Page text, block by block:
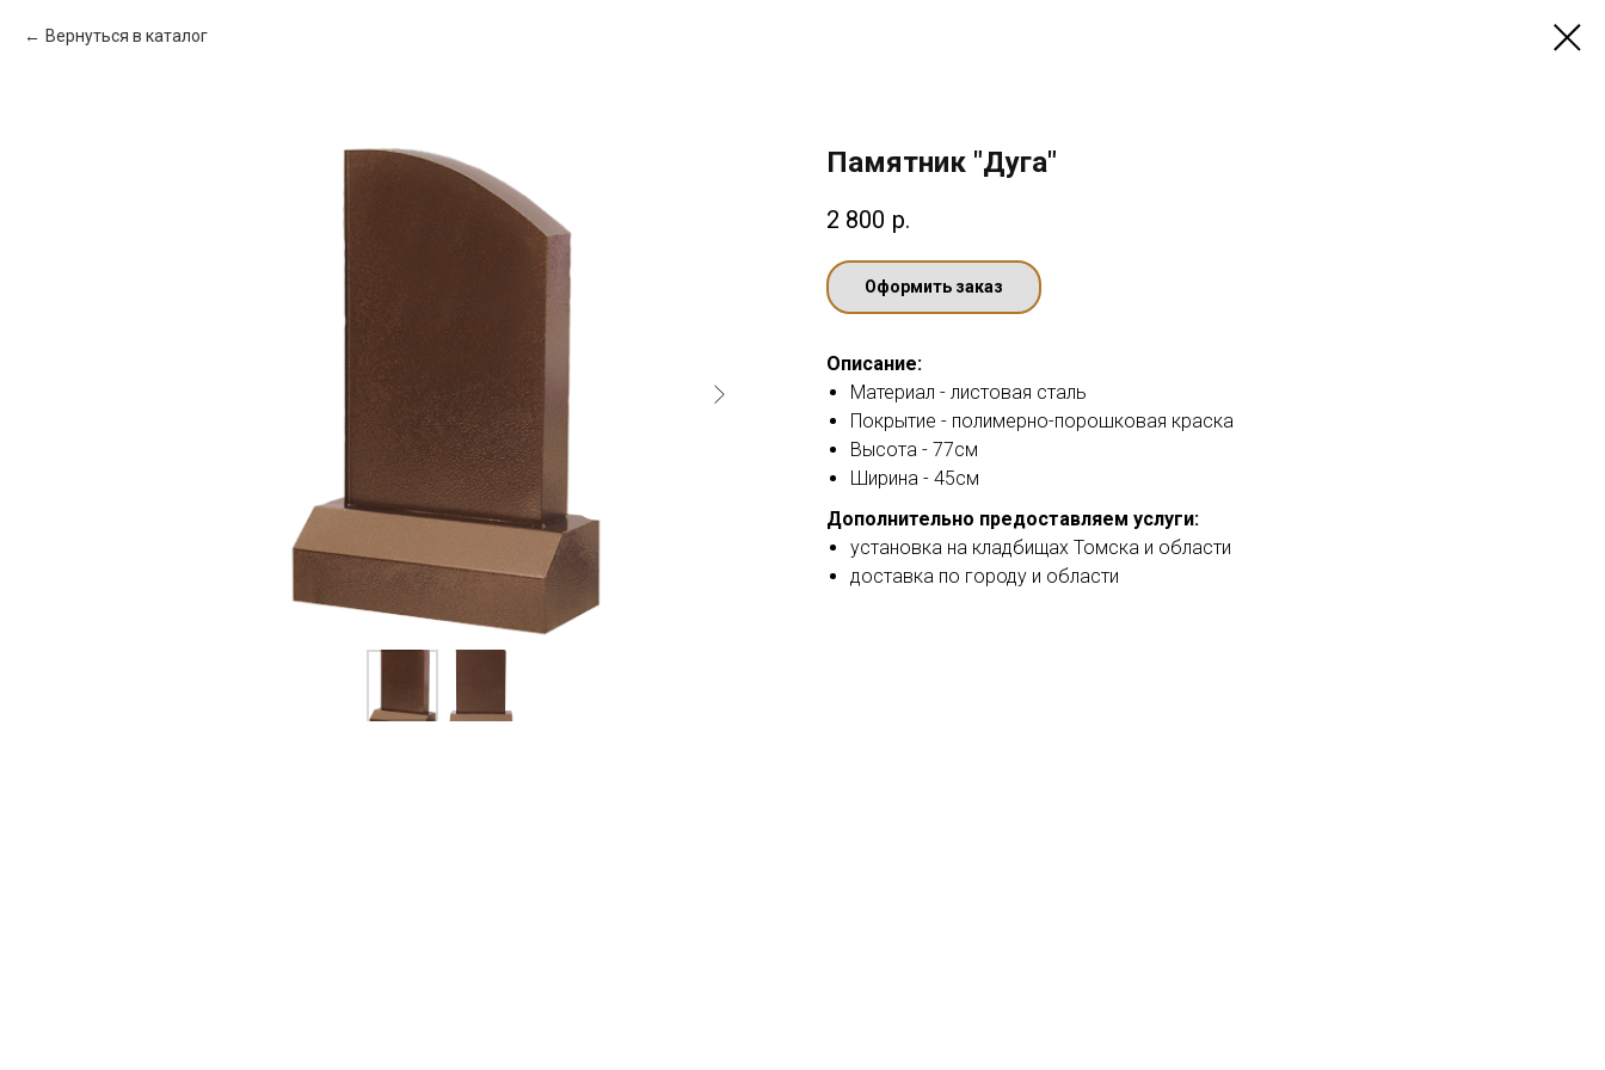
Вернуться в каталог
Памятник "Дуга"
2 800 р.
Оформить заказ
Описание:
Материал - листовая сталь
Покрытие - полимерно-порошковая краска
Высота - 77см
Ширина - 45см
Дополнительно предоставляем услуги:
установка на кладбищах Томска и области
доставка по городу и области